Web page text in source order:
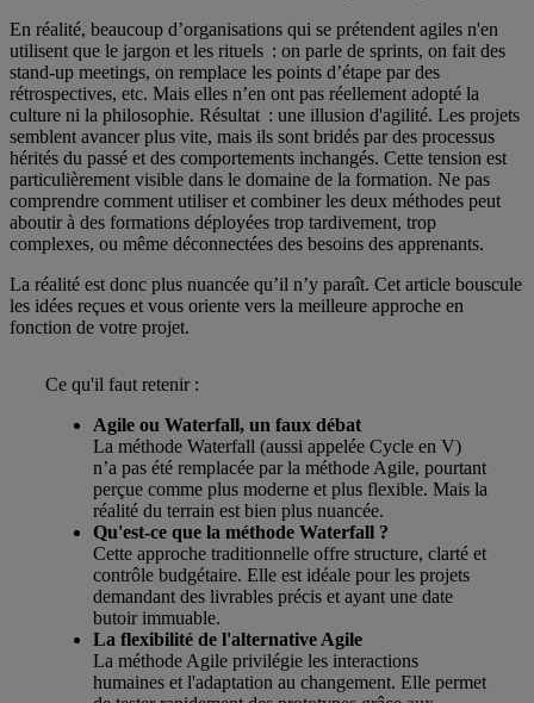
En réalité, beaucoup d’organisations qui se prétendent agiles n'en
utilisent que le jargon et les rituels : on parle de sprints, on fait des
stand-up meetings, on remplace les points d’étape par des
rétrospectives, etc. Mais elles n’en ont pas réellement adopté la
culture ni la philosophie. Résultat : une illusion d'agilité. Les projets
semblent avancer plus vite, mais ils sont bridés par des processus
hérités du passé et des comportements inchangés. Cette tension est
particulièrement visible dans le domaine de la formation. Ne pas
comprendre comment utiliser et combiner les deux méthodes peut
aboutir à des formations déployées trop tardivement, trop
complexes, ou même déconnectées des besoins des apprenants.
La réalité est donc plus nuancée qu’il n’y paraît. Cet article bouscule
les idées reçues et vous oriente vers la meilleure approche en
fonction de votre projet.
Ce qu'il faut retenir :
Agile ou Waterfall, un faux débat
La méthode Waterfall (aussi appelée Cycle en V)
n’a pas été remplacée par la méthode Agile, pourtant
perçue comme plus moderne et plus flexible. Mais la
réalité du terrain est bien plus nuancée.
Qu'est-ce que la méthode Waterfall ?
Cette approche traditionnelle offre structure, clarté et
contrôle budgétaire. Elle est idéale pour les projets
demandant des livrables précis et ayant une date
butoir immuable.
La flexibilité de l'alternative Agile
La méthode Agile privilégie les interactions
humaines et l'adaptation au changement. Elle permet